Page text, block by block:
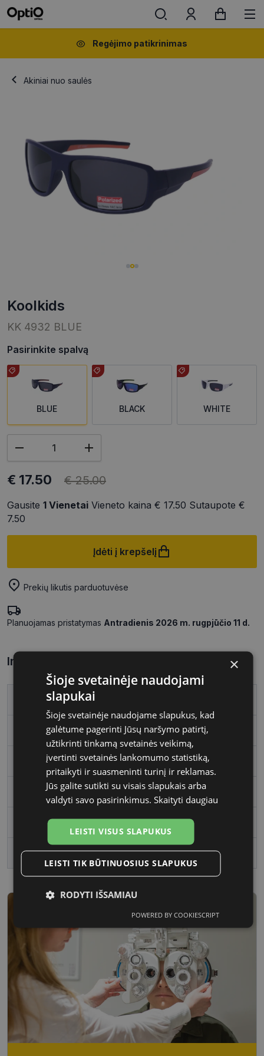
Regėjimo patikrinimas
Akiniai nuo saulės
koolkids
KK 4932 BLUE
Pasirinkite spalvą
BLUE BLACK WHITE
€ 17.50 € 25.00
Gausite 1 Vienetai Vieneto kaina € 17.50 Sutaupote €
7.50
Įdėti į krepšelį
Prekių likutis parduotuvėse
Planuojamas pristatymas Antradienis 2026 m. rugpjūčio 11 d.
Informacija apie prekę
Prekės ženklas
Rėmo spalva blue
Rėmelio medžiaga Plastmasinis
Rėmelio forma Kvadratas
Vartotojų grupė Vaikams
lens_coating polariz�ts
×
Šioje svetainėje naudojami
slapukai
Šioje svetainėje naudojame slapukus, kad
galėtume pagerinti Jūsų naršymo patirtį,
užtikrinti tinkamą svetainės veikimą,
įvertinti svetainės lankomumo statistiką,
pritaikyti ir suasmeninti turinį ir reklamas.
Jūs galite sutikti su visais slapukais arba
valdyti savo pasirinkimus. Skaityti daugiau
LEISTI VISUS SLAPUKUS
LEISTI TIK BŪTINUOSIUS SLAPUKUS
RODYTI IŠSAMIAU
slapukai
Statistikos
slapukai
Rinkodaros
slapukai
slapukai
Neklasifikuoti
slapukai
POWERED BY COOKIESCRIPT